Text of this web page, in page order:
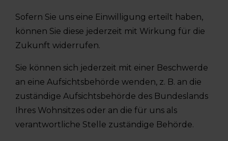
Sofern Sie uns eine Einwilligung erteilt haben,
können Sie diese jederzeit mit Wirkung für die
Zukunft widerrufen.
Sie können sich jederzeit mit einer Beschwerde
an eine Aufsichtsbehörde wenden, z. B. an die
zuständige Aufsichtsbehörde des Bundeslands
Ihres Wohnsitzes oder an die für uns als
verantwortliche Stelle zuständige Behörde.